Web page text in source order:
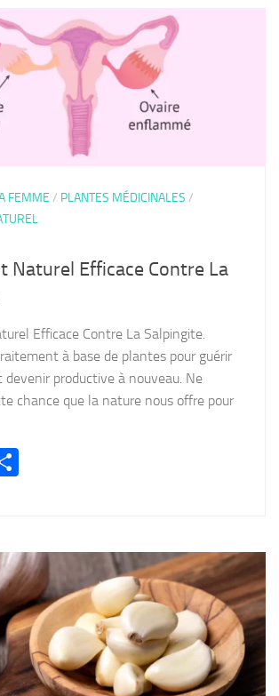
FEMME / PLANTES MÉDICINALES /
Naturel Efficace Contre La
Efficace Contre La Salpingite.
à base de plantes pour guérir
devenir productive à nouveau. Ne
chance que la nature nous offre pour